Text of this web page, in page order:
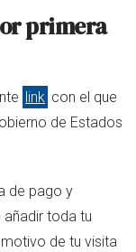
primera
link con el que
de Estados
de pago y
toda tu
de tu visita